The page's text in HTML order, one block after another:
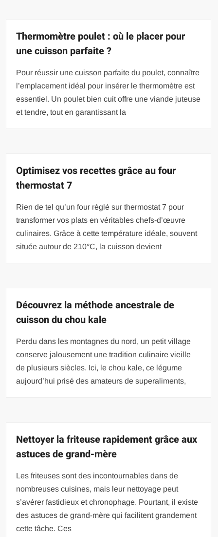
Thermomètre poulet : où le placer pour
une cuisson parfaite ?
Pour réussir une cuisson parfaite du poulet, connaître
l’emplacement idéal pour insérer le thermomètre est
essentiel. Un poulet bien cuit offre une viande juteuse
et tendre, tout en garantissant la
Optimisez vos recettes grâce au four
thermostat 7
Rien de tel qu’un four réglé sur thermostat 7 pour
transformer vos plats en véritables chefs-d’œuvre
culinaires. Grâce à cette température idéale, souvent
située autour de 210°C, la cuisson devient
Découvrez la méthode ancestrale de
cuisson du chou kale
Perdu dans les montagnes du nord, un petit village
conserve jalousement une tradition culinaire vieille
de plusieurs siècles. Ici, le chou kale, ce légume
aujourd’hui prisé des amateurs de superaliments,
Nettoyer la friteuse rapidement grâce aux
astuces de grand-mère
Les friteuses sont des incontournables dans de
nombreuses cuisines, mais leur nettoyage peut
s’avérer fastidieux et chronophage. Pourtant, il existe
des astuces de grand-mère qui facilitent grandement
cette tâche. Ces